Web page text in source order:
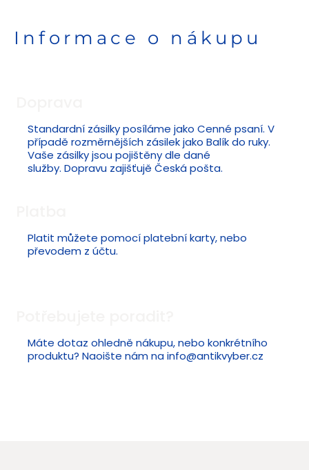
Informace o nákupu
Standardní zásilky posíláme jako Cenné psaní. V
případě rozměrnějších zásilek jako Balík do ruky.
Vaše zásilky jsou pojištěny dle dané
služby. Dopravu zajišťujě Česká pošta.
Platit můžete pomocí platební karty, nebo
převodem z účtu.
Máte dotaz ohledně nákupu, nebo konkrétního
produktu? Naoište nám nainfo@antikvyber.cz